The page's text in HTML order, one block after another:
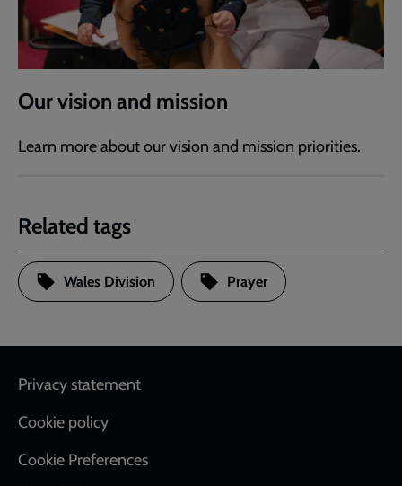
Our vision and mission
Learn more about our vision and mission priorities.
Related tags
Wales Division Prayer
Footer
Privacy statement
Cookie policy
Cookie Preferences